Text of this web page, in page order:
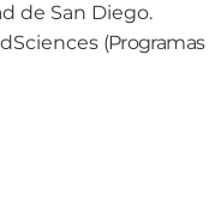
de San Diego.
(Programas